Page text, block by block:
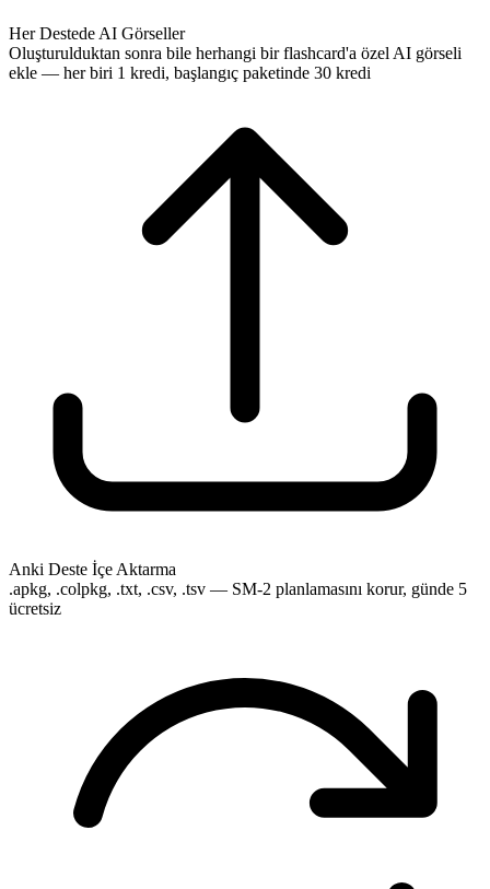
Her Destede AI Görseller
Oluşturulduktan sonra bile herhangi bir flashcard'a özel AI görseli
ekle — her biri 1 kredi, başlangıç paketinde 30 kredi
Anki Deste İçe Aktarma
.apkg, .colpkg, .txt, .csv, .tsv — SM-2 planlamasını korur, günde 5
ücretsiz